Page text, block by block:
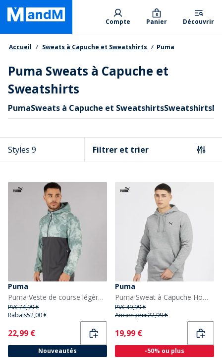
Skip
main
content
Primary departments
Compte Panier
0
Découvrir
Fil d'Ariane
Accueil Sweats à Capuche et Sweatshirts Puma
Puma Sweats à Capuche et
Sweatshirts
Liens rapides
PumaSweats à Capuche et SweatshirtsSweatshirts
Styles 9 Filtrer et trier
Puma
Puma Veste de course légère homme, motif marbre Gris/Bleu
PVC74,99 €
Rabais52,00 €
Current
22,99 €
Nouveautés
Puma
Puma Sweat à Capuche Homme Logo Petit Gris Chiné
PVC49,99 €
Ancien prix:22,99 €
Current
19,99 €
-50% ou plus